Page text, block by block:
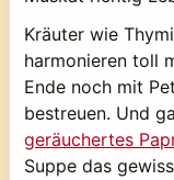
Kräuter wie
harmonieren toll
Ende noch mit
bestreuen. Und
geräuchertes
Suppe das